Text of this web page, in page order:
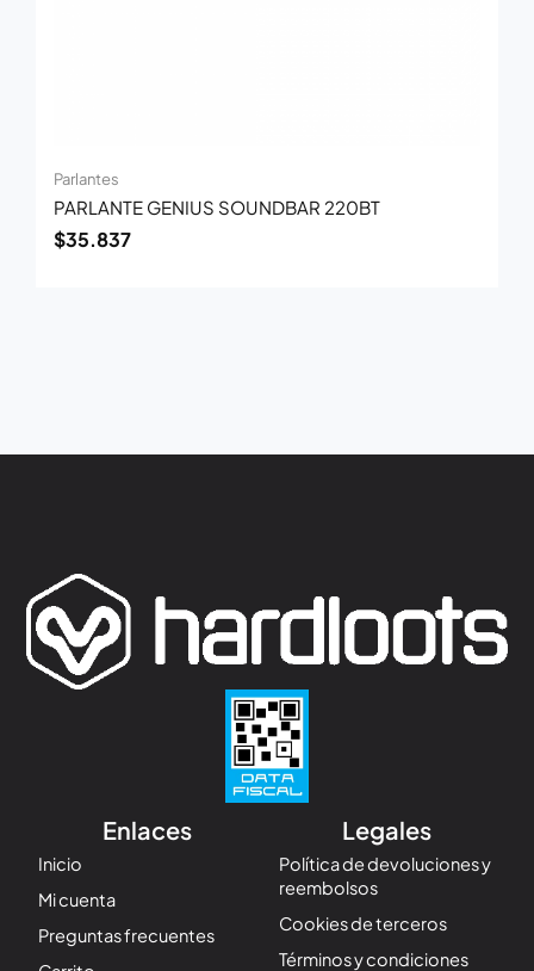
Parlantes
PARLANTE GENIUS SOUNDBAR 220BT
$35.837
Enlaces
Inicio
Mi cuenta
Preguntas frecuentes
Legales
Política de devoluciones y
reembolsos
Cookies de terceros
Términos y condiciones